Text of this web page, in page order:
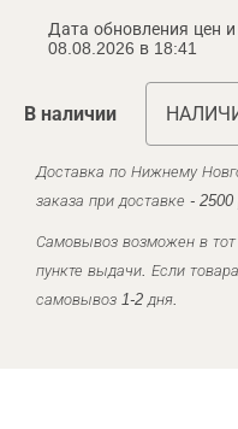
Дата обновления цен
08.08.2026 в 18:41
В наличии
Доставка по Нижнему
заказа при доставке - 2500
Самовывоз возможен в
пункте выдачи. Если
самовывоз 1-2 дня.